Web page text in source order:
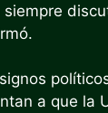
a que la